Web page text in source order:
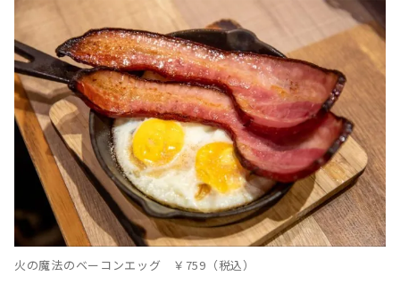
火の魔法のベーコンエッグ ￥759（税込）